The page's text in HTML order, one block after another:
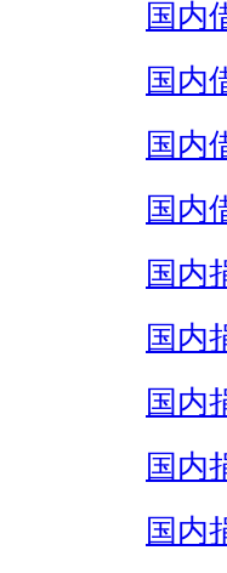
国内
国内
国内
国内
国内
国内
国内
国内
国内